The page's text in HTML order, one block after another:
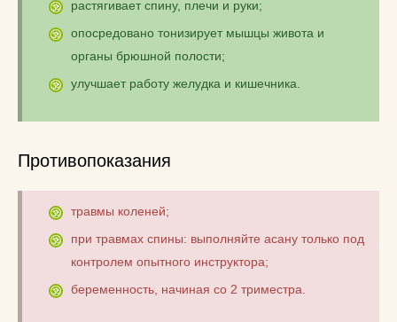
растягивает спину, плечи и руки;
опосредовано тонизирует мышцы живота и
органы брюшной полости;
улучшает работу желудка и кишечника.
Противопоказания
травмы коленей;
при травмах спины: выполняйте асану только под
контролем опытного инструктора;
беременность, начиная со 2 триместра.